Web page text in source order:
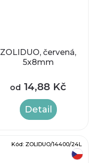
ZOLIDUO, červená,
5x8mm
od 14,88 Kč
Detail
Kód: ZOLIDUO/14400/24L